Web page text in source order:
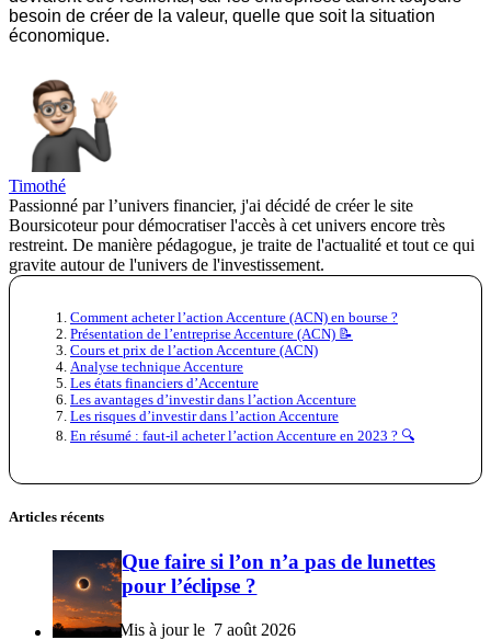
besoin de créer de la valeur, quelle que soit la situation
économique.
Timothé
Passionné par l’univers financier, j'ai décidé de créer le site
Boursicoteur pour démocratiser l'accès à cet univers encore très
restreint. De manière pédagogue, je traite de l'actualité et tout ce qui
gravite autour de l'univers de l'investissement.
Comment acheter l’action Accenture (ACN) en bourse ?
Présentation de l’entreprise Accenture (ACN) 📝
Cours et prix de l’action Accenture (ACN)
Analyse technique Accenture
Les états financiers d’Accenture
Les avantages d’investir dans l’action Accenture
Les risques d’investir dans l’action Accenture
En résumé : faut-il acheter l’action Accenture en 2023 ? 🔍
Articles récents
Que faire si l’on n’a pas de lunettes
pour l’éclipse ?
7 août 2026